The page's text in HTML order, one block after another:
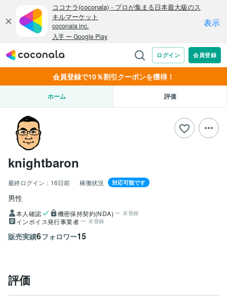
会員登録で10％割引クーポンを獲得！
ホーム 評価
knightbaron
最終ログイン： 16日前 稼働状況 対応可能です
男性
本人確認 機密保持契約(NDA) 未登録
インボイス発行事業者 未登録
販売実績6フォロワー15
評価